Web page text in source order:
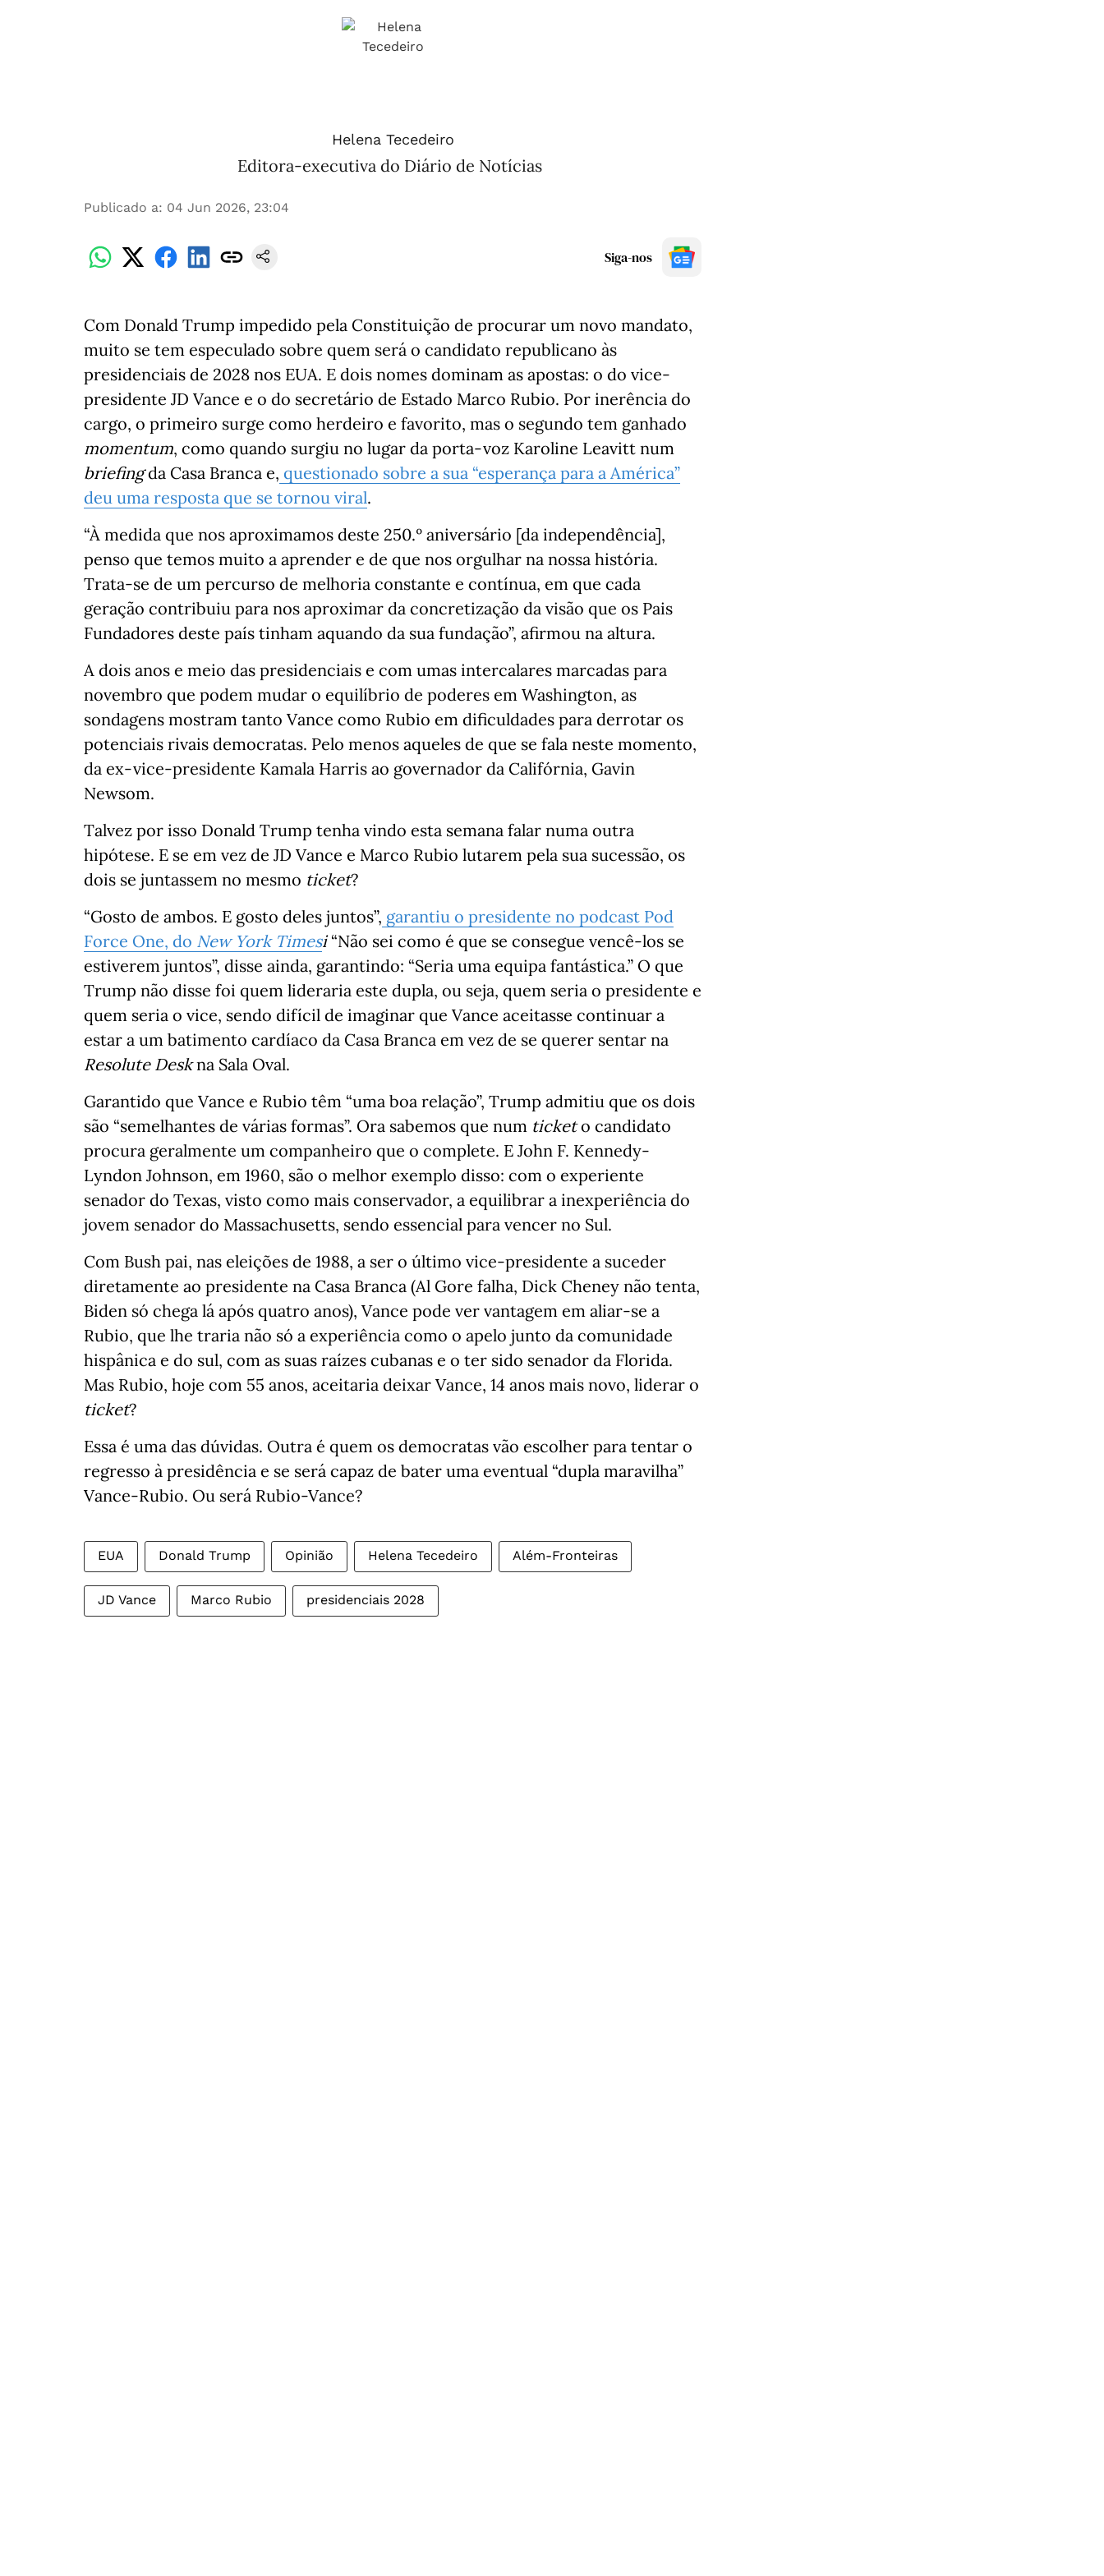
Helena Tecedeiro
Editora-executiva do Diário de Notícias
Publicado a: 04 Jun 2026, 23:04
Siga-nos
Com Donald Trump impedido pela Constituição de procurar um novo mandato,
muito se tem especulado sobre quem será o candidato republicano às
presidenciais de 2028 nos EUA. E dois nomes dominam as apostas: o do vice-
presidente JD Vance e o do secretário de Estado Marco Rubio. Por inerência do
cargo, o primeiro surge como herdeiro e favorito, mas o segundo tem ganhado
momentum, como quando surgiu no lugar da porta-voz Karoline Leavitt num
briefingda Casa Branca e, questionado sobre a sua “esperança para a América”
deu uma resposta que se tornou viral.
“À medida que nos aproximamos deste 250.º aniversário [da independência],
penso que temos muito a aprender e de que nos orgulhar na nossa história.
Trata-se de um percurso de melhoria constante e contínua, em que cada
geração contribuiu para nos aproximar da concretização da visão que os Pais
Fundadores deste país tinham aquando da sua fundação”, afirmou na altura.
A dois anos e meio das presidenciais e com umas intercalares marcadas para
novembro que podem mudar o equilíbrio de poderes em Washington, as
sondagens mostram tanto Vance como Rubio em dificuldades para derrotar os
potenciais rivais democratas. Pelo menos aqueles de que se fala neste momento,
da ex-vice-presidente Kamala Harris ao governador da Califórnia, Gavin
Newsom.
Talvez por isso Donald Trump tenha vindo esta semana falar numa outra
hipótese. E se em vez de JD Vance e Marco Rubio lutarem pela sua sucessão, os
dois se juntassem no mesmo ticket?
“Gosto de ambos. E gosto deles juntos”, garantiu o presidente no podcast Pod
Force One, do New York Timesi“Não sei como é que se consegue vencê-los se
estiverem juntos”, disse ainda, garantindo: “Seria uma equipa fantástica.” O que
Trump não disse foi quem lideraria este dupla, ou seja, quem seria o presidente e
quem seria o vice, sendo difícil de imaginar que Vance aceitasse continuar a
estar a um batimento cardíaco da Casa Branca em vez de se querer sentar na
Resolute Deskna Sala Oval.
Garantido que Vance e Rubio têm “uma boa relação”, Trump admitiu que os dois
são “semelhantes de várias formas”. Ora sabemos que num ticketo candidato
procura geralmente um companheiro que o complete. E John F. Kennedy-
Lyndon Johnson, em 1960, são o melhor exemplo disso: com o experiente
senador do Texas, visto como mais conservador, a equilibrar a inexperiência do
jovem senador do Massachusetts, sendo essencial para vencer no Sul.
Com Bush pai, nas eleições de 1988, a ser o último vice-presidente a suceder
diretamente ao presidente na Casa Branca (Al Gore falha, Dick Cheney não tenta,
Biden só chega lá após quatro anos), Vance pode ver vantagem em aliar-se a
Rubio, que lhe traria não só a experiência como o apelo junto da comunidade
hispânica e do sul, com as suas raízes cubanas e o ter sido senador da Florida.
Mas Rubio, hoje com 55 anos, aceitaria deixar Vance, 14 anos mais novo, liderar o
ticket?
Essa é uma das dúvidas. Outra é quem os democratas vão escolher para tentar o
regresso à presidência e se será capaz de bater uma eventual “dupla maravilha”
Vance-Rubio. Ou será Rubio-Vance?
EUA Donald Trump Opinião Helena Tecedeiro Além-Fronteiras
JD Vance Marco Rubio presidenciais 2028